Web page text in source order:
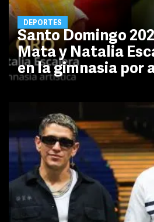
DEPORTES
Santo Domingo
Mata y Natalia
en la gimnasia por